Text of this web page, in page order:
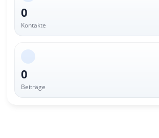
0
Kontakte
0
Beiträge